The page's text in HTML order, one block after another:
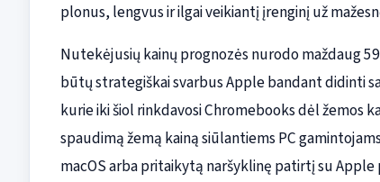
plonus, lengvus ir ilgai veikiantį įrenginį už
Nutekėjusių kainų prognozės nurodo maždaug
būtų strategiškai svarbus Apple bandant didinti
kurie iki šiol rinkdavosi Chromebooks dėl žemos
spaudimą žemą kainą siūlantiems PC
macOS arba pritaikytą naršyklinę patirtį su